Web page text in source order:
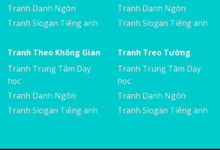
Tranh Danh Ngôn
Tranh Slogan Tiếng anh
Tranh Danh Ngôn
Tranh Slogan Tiếng anh
Tranh Theo Không Gian
Tranh Trung Tâm Dạy
học
Tranh Danh Ngôn
Tranh Slogan Tiếng anh
Tranh Treo Tường
Tranh Trung Tâm Dạy
học
Tranh Danh Ngôn
Tranh Slogan Tiếng anh